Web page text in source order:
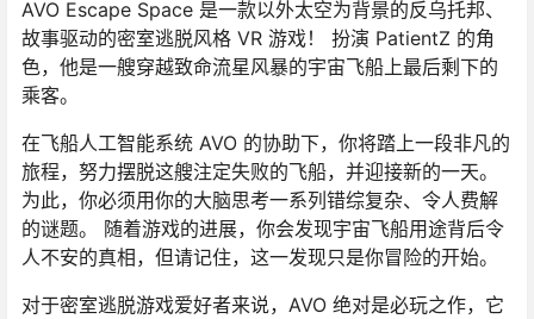
AVO Escape Space 是一款以外太空为背景的反乌托邦、
故事驱动的密室逃脱风格 VR 游戏！ 扮演 PatientZ 的角
色，他是一艘穿越致命流星风暴的宇宙飞船上最后剩下的
乘客。
在飞船人工智能系统 AVO 的协助下，你将踏上一段非凡的
旅程，努力摆脱这艘注定失败的飞船，并迎接新的一天。
为此，你必须用你的大脑思考一系列错综复杂、令人费解
的谜题。 随着游戏的进展，你会发现宇宙飞船用途背后令
人不安的真相，但请记住，这一发现只是你冒险的开始。
对于密室逃脱游戏爱好者来说，AVO 绝对是必玩之作，它